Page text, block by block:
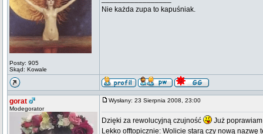
Posty: 905
Skąd: Kowale
Nie każda zupa to kapuśniak.
gorat
Modegorator
Wysłany: 23 Sierpnia 2008, 23:00
Dzięki za rewolucyjną czujność
Już
Lekko offtopicznie: Wolicie starą czy nową nazwę